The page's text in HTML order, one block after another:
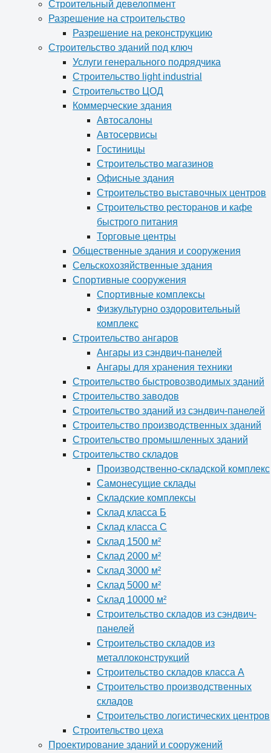
Строительный девелопмент
Разрешение на строительство
Разрешение на реконструкцию
Строительство зданий под ключ
Услуги генерального подрядчика
Строительство light industrial
Строительство ЦОД
Коммерческие здания
Автосалоны
Автосервисы
Гостиницы
Строительство магазинов
Офисные здания
Строительство выставочных центров
Строительство ресторанов и кафе
быстрого питания
Торговые центры
Общественные здания и сооружения
Сельскохозяйственные здания
Спортивные сооружения
Спортивные комплексы
Физкультурно оздоровительный
комплекс
Строительство ангаров
Ангары из сэндвич-панелей
Ангары для хранения техники
Строительство быстровозводимых зданий
Строительство заводов
Строительство зданий из сэндвич-панелей
Строительство производственных зданий
Строительство промышленных зданий
Строительство складов
Производственно-складской комплекс
Самонесущие склады
Складские комплексы
Склад класса Б
Склад класса С
Склад 1500 м²
Склад 2000 м²
Склад 3000 м²
Склад 5000 м²
Склад 10000 м²
Строительство складов из сэндвич-
панелей
Строительство складов из
металлоконструкций
Строительство складов класса А
Строительство производственных
складов
Строительство логистических центров
Строительство цеха
Проектирование зданий и сооружений